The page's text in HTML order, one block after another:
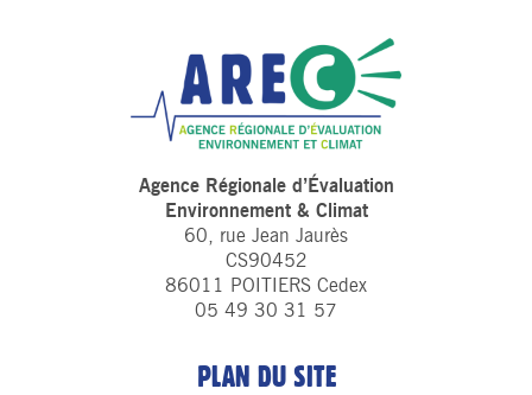
Agence Régionale d’Évaluation
Environnement & Climat
60, rue Jean Jaurès
CS90452
86011 POITIERS Cedex
05 49 30 31 57
PLAN DU SITE